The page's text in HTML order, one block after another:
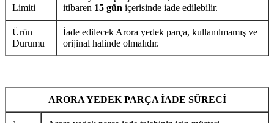
Limiti
itibaren 15 gün içerisinde iade edilebilir.
Ürün
Durumu
İade edilecek Arora yedek parça, kullanılmamış ve
orijinal halinde olmalıdır.
ARORA YEDEK PARÇA İADE SÜRECİ